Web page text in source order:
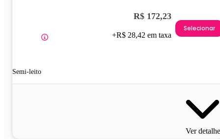
Semi-leito
R$ 172,23
+R$ 28,42 em taxa
Selecionar
Ver